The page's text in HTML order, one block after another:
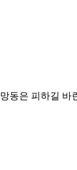
동은 피하길